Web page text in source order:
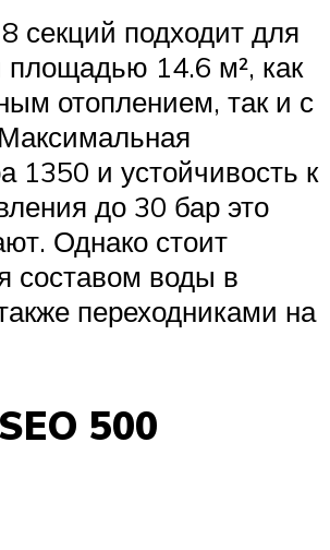
секций подходит для
14.6 м², как
отоплением, так и с
1350 и устойчивость к
до 30 бар это
Однако стоит
составом воды в
переходниками на
500